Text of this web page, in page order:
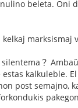
beleta. Oni
marksismaj
？
kalkuleble.
post semajno,